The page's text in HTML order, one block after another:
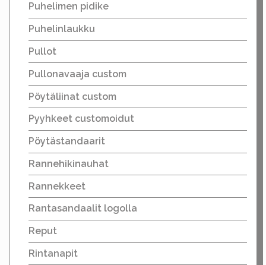
Puhelimen pidike
Puhelinlaukku
Pullot
Pullonavaaja custom
Pöytäliinat custom
Pyyhkeet customoidut
Pöytästandaarit
Rannehikinauhat
Rannekkeet
Rantasandaalit logolla
Reput
Rintanapit